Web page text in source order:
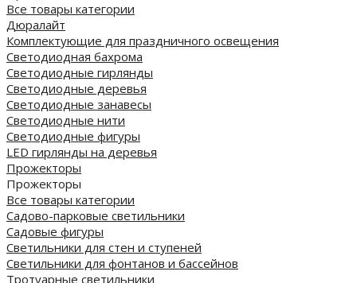
Все товары категории
Дюралайт
Комплектующие для праздничного освещения
Светодиодная бахрома
Светодиодные гирлянды
Светодиодные деревья
Светодиодные занавесы
Светодиодные нити
Светодиодные фигуры
LED гирлянды на деревья
Прожекторы
Прожекторы
Все товары категории
Садово-парковые светильники
Садовые фигуры
Светильники для стен и ступеней
Светильники для фонтанов и бассейнов
Тротуарные светильники